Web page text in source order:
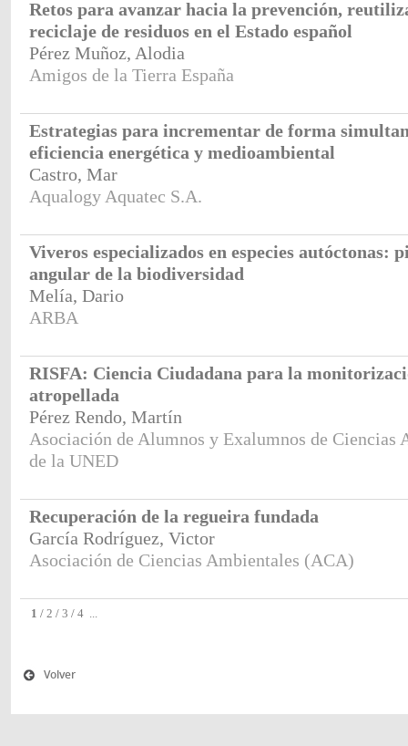
Retos para avanzar hacia la prevención,
reciclaje de residuos en el Estado español
Pérez Muñoz, Alodia
Amigos de la Tierra España
Estrategias para incrementar de forma
eficiencia energética y medioambiental
Castro, Mar
Aqualogy Aquatec S.A.
Viveros especializados en especies autóctonas:
angular de la biodiversidad
Melía, Dario
ARBA
RISFA: Ciencia Ciudadana para la
atropellada
Pérez Rendo, Martín
Asociación de Alumnos y Exalumnos de Ciencias
de la UNED
Recuperación de la regueira fundada
García Rodríguez, Victor
Asociación de Ciencias Ambientales (ACA)
1 / 2 / 3 / 4 ...
Volver